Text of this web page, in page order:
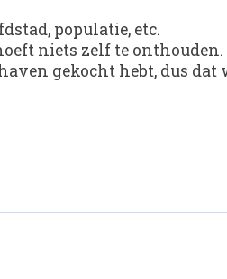
populatie, etc.
niets zelf te onthouden.
gekocht hebt, dus